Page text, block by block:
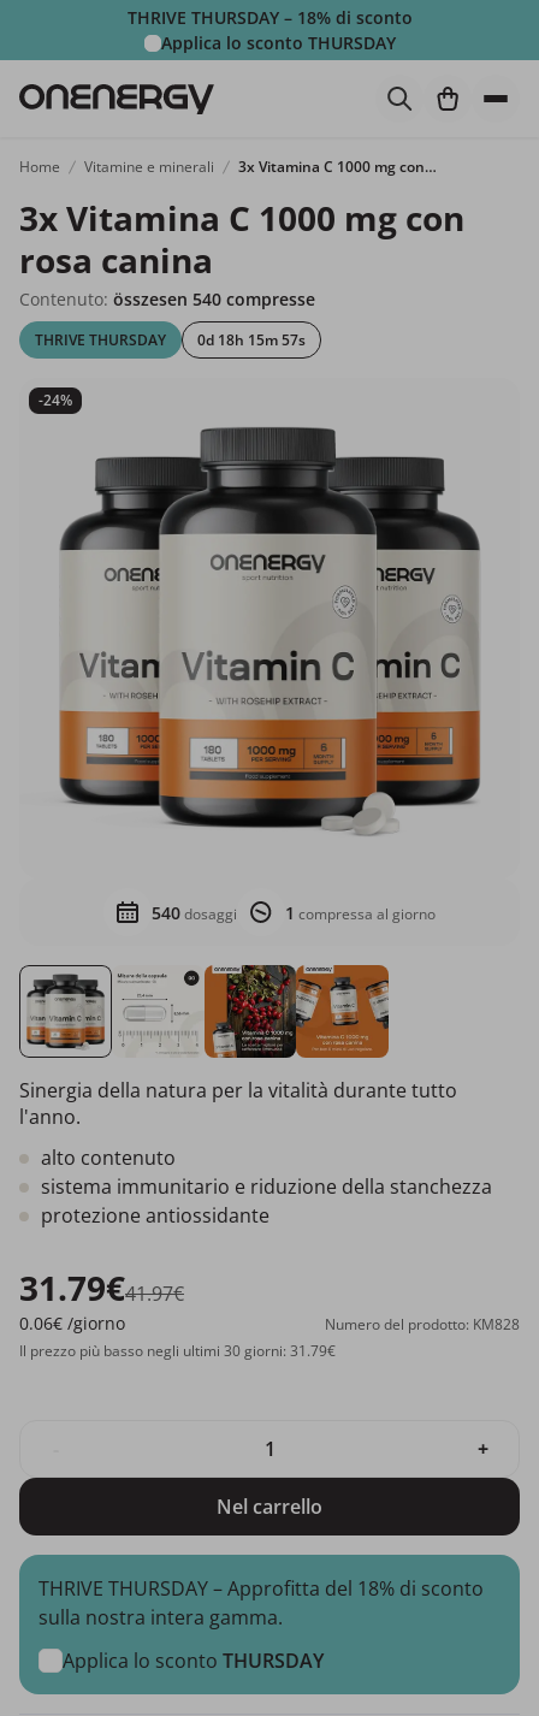
THRIVE THURSDAY – 18% di sconto
Applica lo sconto THURSDAY
Home Vitamine e minerali 3x Vitamina C 1000 mg con rosa canina
3x Vitamina C 1000 mg con
rosa canina
Contenuto: összesen 540 compresse
THRIVE THURSDAY 0d 18h 15m 55s
-24%
540dosaggi 1 compressa al giorno
Sinergia della natura per la vitalità durante tutto
l'anno.
alto contenuto
sistema immunitario e riduzione della stanchezza
protezione antiossidante
31.79€41.97€
0.06€ /giorno
Numero del prodotto: KM828
Il prezzo più basso negli ultimi 30 giorni: 31.79€
+
Nel carrello
THRIVE THURSDAY – Approfitta del 18% di sconto
sulla nostra intera gamma.
Applica lo sconto THURSDAY